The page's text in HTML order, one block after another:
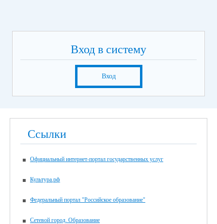
Вход в систему
Вход
Ссылки
Официальный интернет-портал государственных услуг
Культура.рф
Федеральный портал "Российское образование"
Сетевой город. Образование